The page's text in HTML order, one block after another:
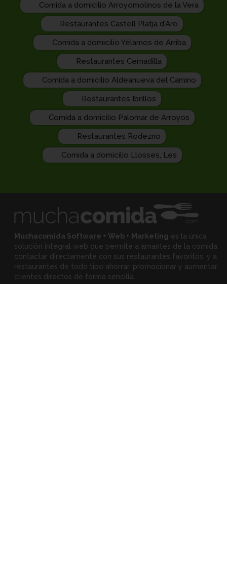
Comida a domicilio Arroyomolinos de la Vera
Restaurantes Castell Platja d'Aro
Comida a domicilio Yélamos de Arriba
Restaurantes Cernadilla
Comida a domicilio Aldeanueva del Camino
Restaurantes Ibrillos
Comida a domicilio Palomar de Arroyos
Restaurantes Rodezno
Comida a domicilio Llosses, Les
Muchacomida Software + Web + Marketing es la única
solución integral web que permite a amantes de la comida
contactar directamente con sus restaurantes favoritos, y a
restaurantes de todo tipo ahorrar, promocionar y aumentar
clientes directos de forma sencilla.